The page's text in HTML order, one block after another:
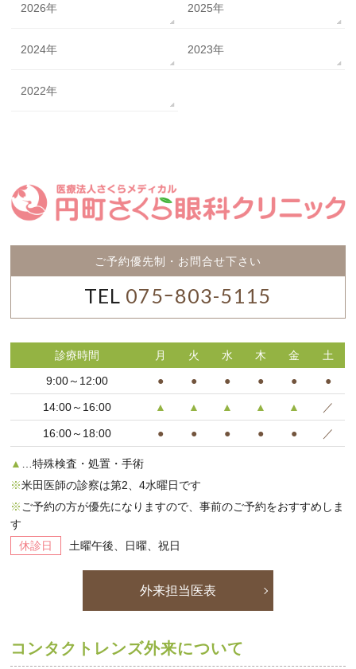
2026年 2025年
2024年 2023年
2022年
ご予約優先制・お問合せ下さい
TEL 075ｰ803-5115
診療時間 月 火 水 木 金
土
9:00～12:00
● ● ● ● ● ●
14:00～16:00 ▲ ▲ ▲ ▲ ▲ ／
16:00～18:00 ● ● ● ● ● ／
▲
…特殊検査・処置・手術
※米田医師の診察は第2、4水曜日です
※ ご予約の方が優先になりますので、事前のご予約をおすすめしま
す
休診日
土曜午後、日曜、祝日
外来担当医表
コンタクトレンズ外来について